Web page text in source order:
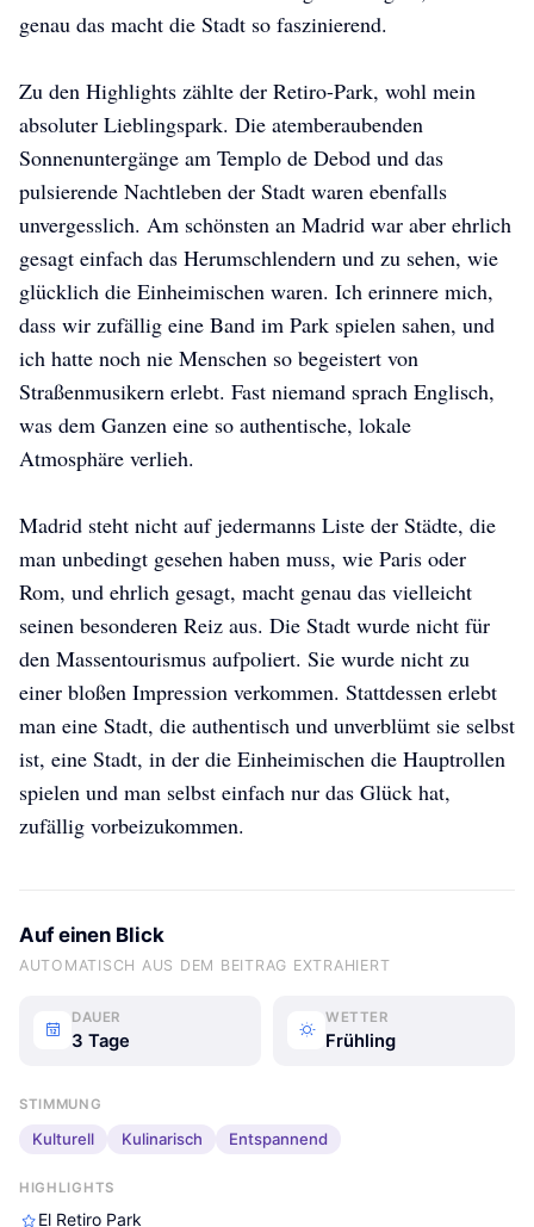
genau das macht die Stadt so faszinierend.
Zu den Highlights zählte der Retiro-Park, wohl mein
absoluter Lieblingspark. Die atemberaubenden
Sonnenuntergänge am Templo de Debod und das
pulsierende Nachtleben der Stadt waren ebenfalls
unvergesslich. Am schönsten an Madrid war aber ehrlich
gesagt einfach das Herumschlendern und zu sehen, wie
glücklich die Einheimischen waren. Ich erinnere mich,
dass wir zufällig eine Band im Park spielen sahen, und
ich hatte noch nie Menschen so begeistert von
Straßenmusikern erlebt. Fast niemand sprach Englisch,
was dem Ganzen eine so authentische, lokale
Atmosphäre verlieh.
Madrid steht nicht auf jedermanns Liste der Städte, die
man unbedingt gesehen haben muss, wie Paris oder
Rom, und ehrlich gesagt, macht genau das vielleicht
seinen besonderen Reiz aus. Die Stadt wurde nicht für
den Massentourismus aufpoliert. Sie wurde nicht zu
einer bloßen Impression verkommen. Stattdessen erlebt
man eine Stadt, die authentisch und unverblümt sie selbst
ist, eine Stadt, in der die Einheimischen die Hauptrollen
spielen und man selbst einfach nur das Glück hat,
zufällig vorbeizukommen.
Auf einen Blick
AUTOMATISCH AUS DEM BEITRAG EXTRAHIERT
DAUER
3 Tage
WETTER
Frühling
STIMMUNG
Kulturell Kulinarisch Entspannend
HIGHLIGHTS
El Retiro Park